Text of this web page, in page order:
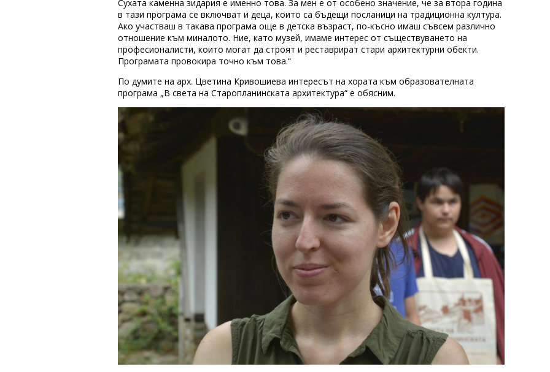
Сухата каменна зидария е именно това. За мен е от особено значение, че за втора година
в тази програма се включват и деца, които са бъдещи посланици на традиционна култура.
Ако участваш в такава програма още в детска възраст, по-късно имаш съвсем различно
отношение към миналото. Ние, като музей, имаме интерес от съществуването на
професионалисти, които могат да строят и реставрират стари архитектурни обекти.
Програмата провокира точно към това.“
По думите на арх. Цветина Кривошиева интересът на хората към образователната
програма „В света на Старопланинската архитектура“ е обясним.